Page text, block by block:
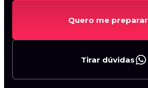
Carreiras da AGU
Procurador do BACEN
Quero me preparar
Tirar dúvidas